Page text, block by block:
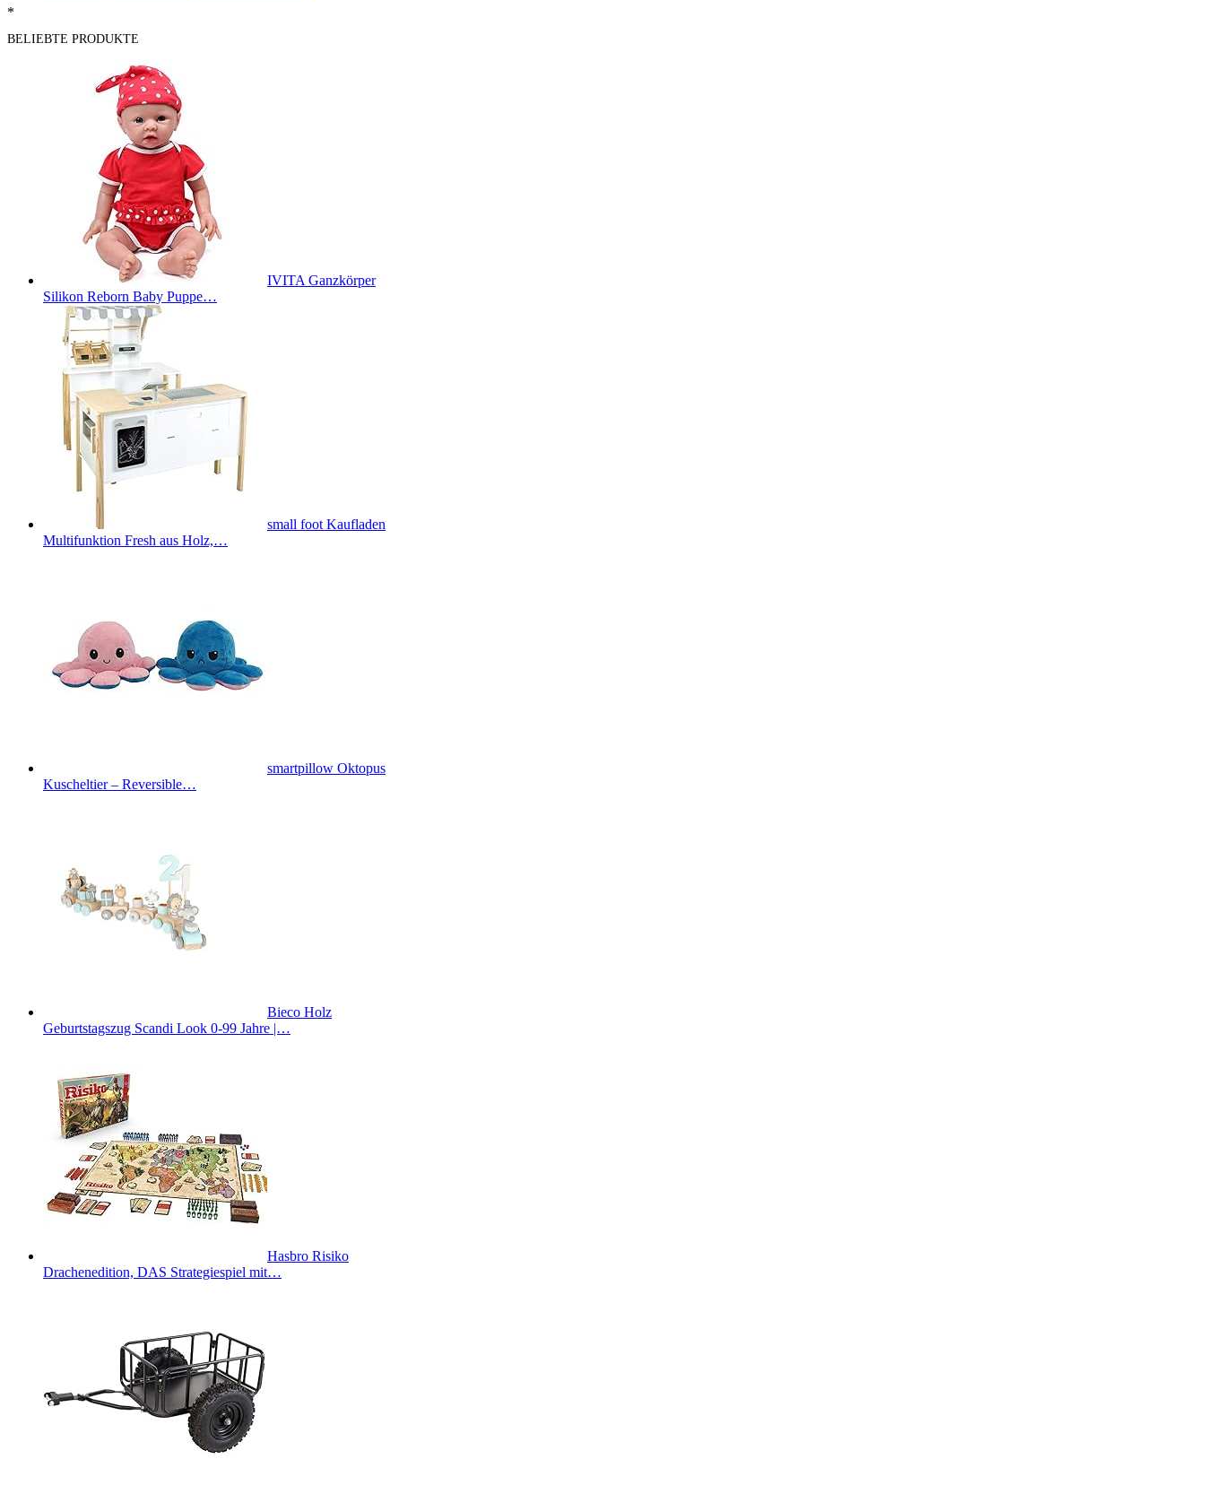
*
BELIEBTE PRODUKTE
IVITA Ganzkörper
Silikon Reborn Baby Puppe…
small foot Kaufladen
Multifunktion Fresh aus Holz,…
smartpillow Oktopus
Kuscheltier – Reversible…
Bieco Holz
Geburtstagszug Scandi Look 0-99 Jahre |…
Hasbro Risiko
Drachenedition, DAS Strategiespiel mit…